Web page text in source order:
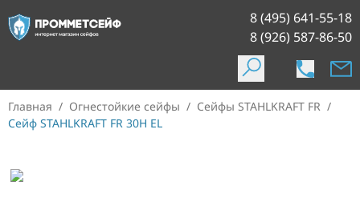
8 (495) 641-55-18
8 (926) 587-86-50
Главная / Огнестойкие сейфы / Сейфы STAHLKRAFT FR /
Сейф STAHLKRAFT FR 30H EL